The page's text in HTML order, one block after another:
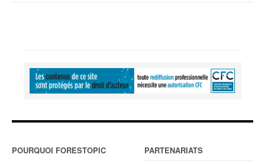
POURQUOI FORESTOPIC
PARTENARIATS